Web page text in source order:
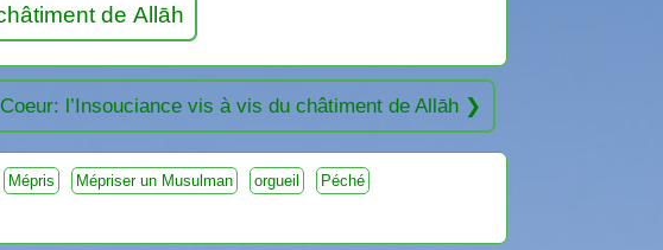
de Allāh
l’Insouciance vis à vis du châtiment de Allāh
Mépris Mépriser un Musulman orgueil
Péché